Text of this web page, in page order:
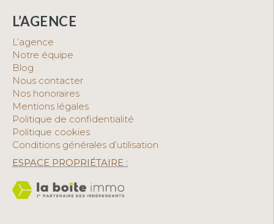
L’AGENCE
L’agence
Notre équipe
Blog
Nous contacter
Nos honoraires
Mentions légales
Politique de confidentialité
Politique cookies
Conditions générales d’utilisation
ESPACE PROPRIÉTAIRE :